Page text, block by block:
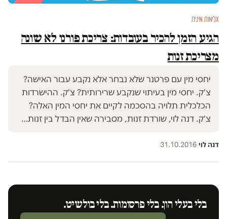
אלימות מינית
הגיע הזמן להכיר בעובדות: צריכת פורנו לא שונה
מצריכת זנות
יחסי מין עם פרטנר שלא נבחר אלא נקבע עבור האישה?
צ'ק. יחסי מין בעיתוי שנקבע שרירותית? צ'ק. ההישרדות
הכלכלית תלויה בהסכמה לקיים את יחסי המין האלה?
צ'ק. דנה לוי, שורדת זנות, מסבירה שאין הבדל בין זנות…
דנה לוי·
31.10.2016
בלי בעלי הון. בלי פרסומות. בלי בולשיט.